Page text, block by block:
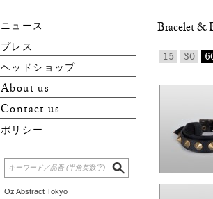
ニュース
プレス
ヘッドショップ
About us
Contact us
ポリシー
Oz Abstract Tokyo
Bracelet &
15 30